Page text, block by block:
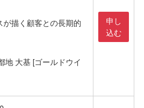
が描く顧客との長期的
地 大基 [ゴールドウイ
申し
込む